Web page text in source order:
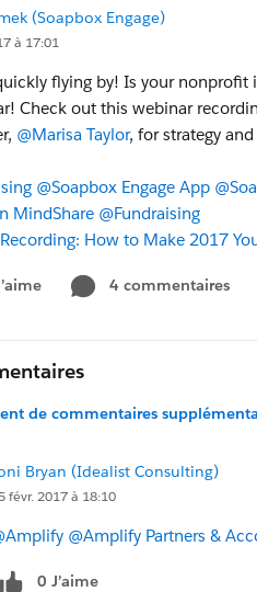
(Soapbox Engage)
à 17:01
flying by! Is your nonprofit
Check out this webinar
@Marisa Taylor, for strategy
@Soapbox Engage App
MindShare @Fundraising
How to Make 2017
4 commentaires
de commentaires
Bryan (Idealist Consulting)
févr. 2017 à 18:10
@Amplify Partners &
0 J’aime